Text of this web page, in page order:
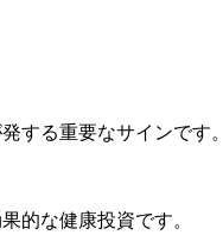
する重要なサインです。
的な健康投資です。